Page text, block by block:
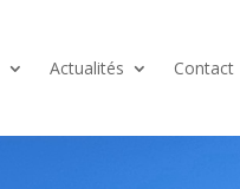
Actualités Contact